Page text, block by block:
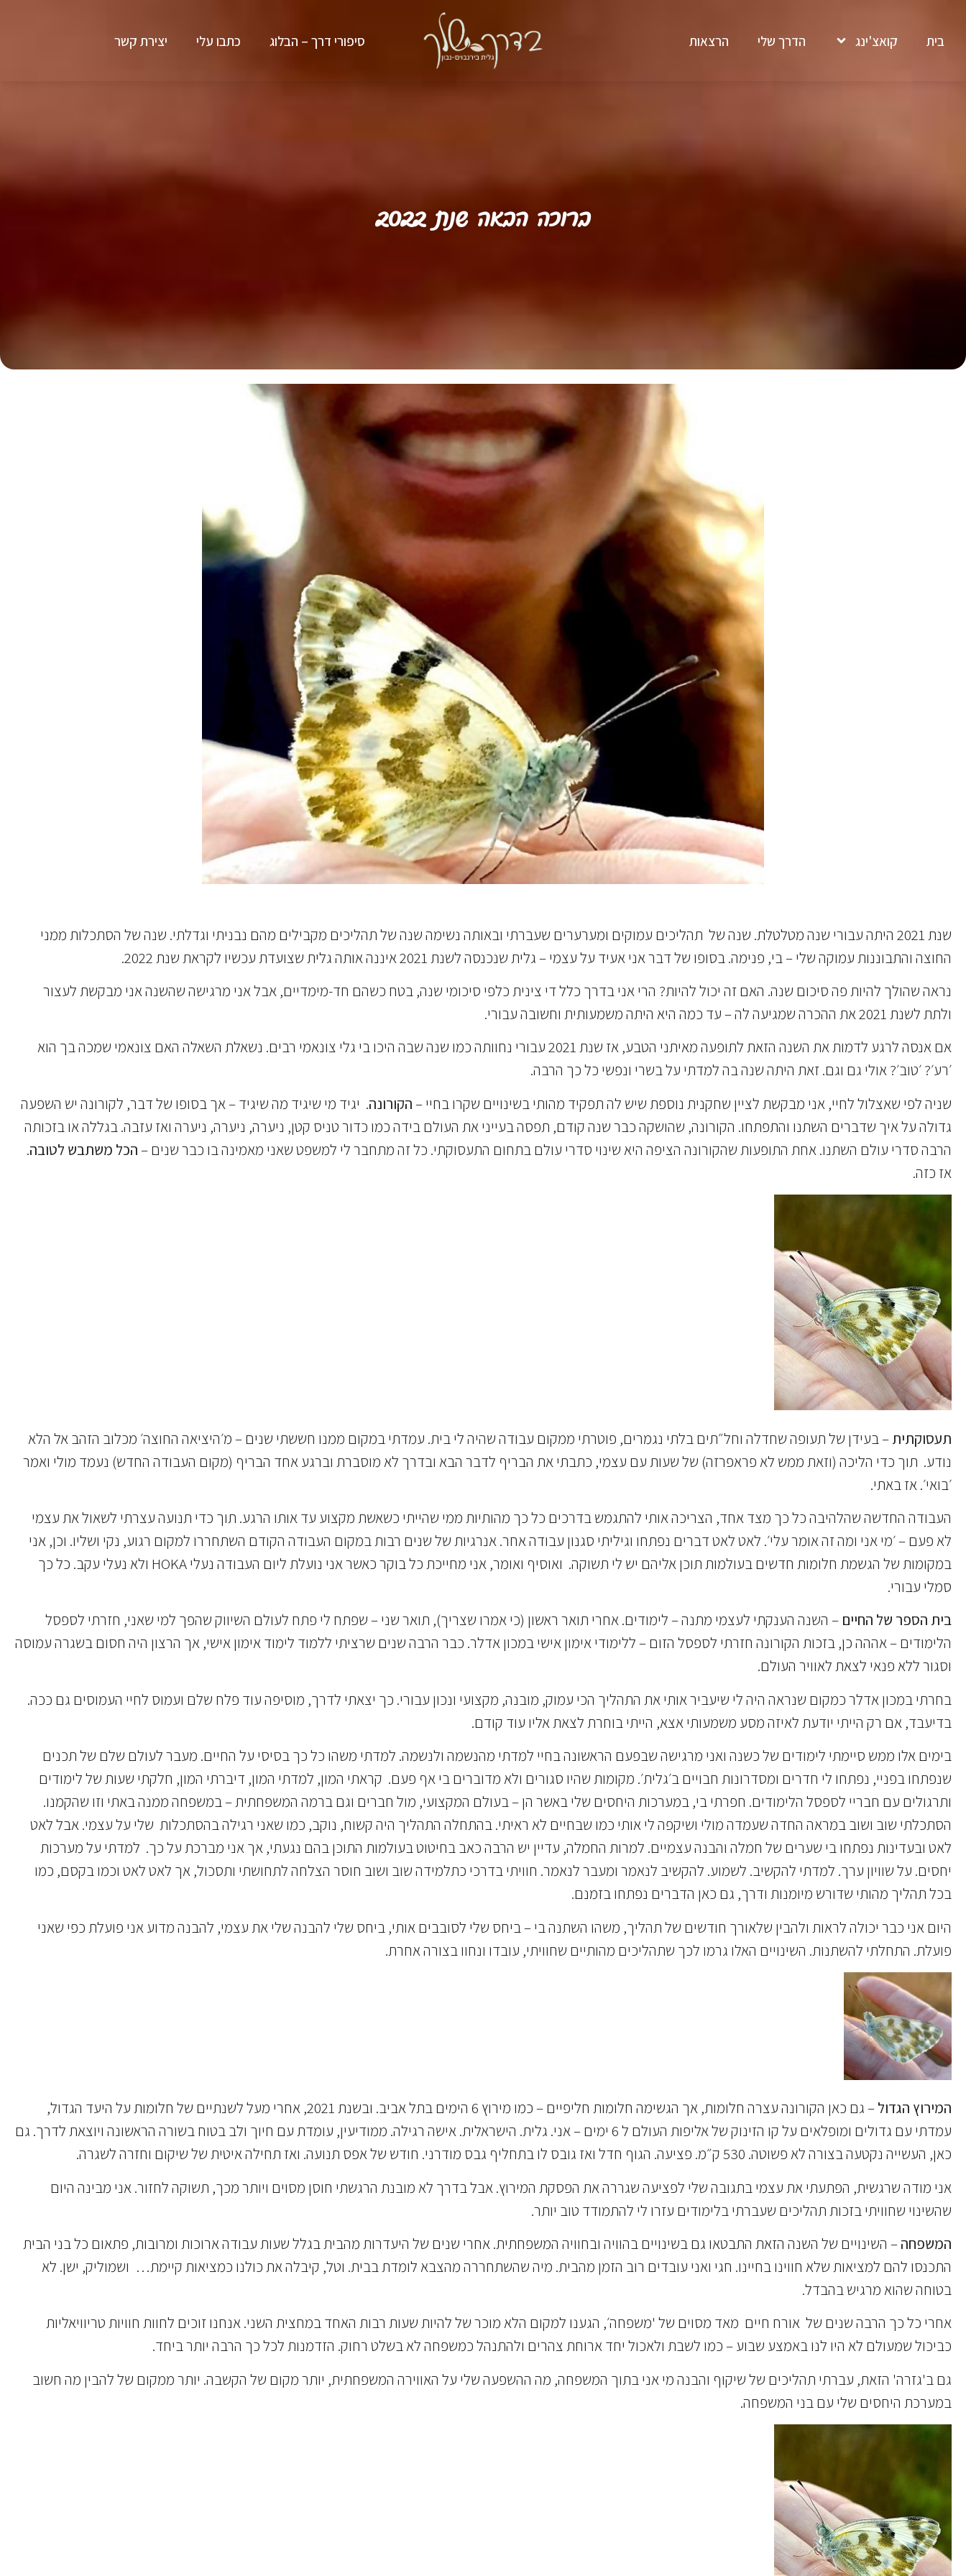
בית קואצ'ינג הדרך שלי הרצאות סיפורי דרך – הבלוג כתבו עלי יצירת קשר
ברוכה הבאה שנת 2022
שנת 2021 היתה עבורי שנה מטלטלת. שנה של תהליכים עמוקים ומערערים שעברתי ובאותה נשימה שנה של תהליכים מקבילים מהם נבניתי וגדלתי. שנה של הסתכלות ממני
החוצה והתבוננות עמוקה שלי – בי, פנימה. בסופו של דבר אני אעיד על עצמי – גלית שנכנסה לשנת 2021 איננה אותה גלית שצועדת עכשיו לקראת שנת 2022.
נראה שהולך להיות פה סיכום שנה. האם זה יכול להיות? הרי אני בדרך כלל די צינית כלפי סיכומי שנה, בטח כשהם חד-מימדיים, אבל אני מרגישה שהשנה אני מבקשת לעצור
ולתת לשנת 2021 את ההכרה שמגיעה לה – עד כמה היא היתה משמעותית וחשובה עבורי.
אם אנסה לרגע לדמות את השנה הזאת לתופעה מאיתני הטבע, אז שנת 2021 עבורי נחוותה כמו שנה שבה היכו בי גלי צונאמי רבים. נשאלת השאלה האם צונאמי שמכה בך הוא
׳רע׳? ׳טוב׳? אולי גם וגם. זאת היתה שנה בה למדתי על בשרי ונפשי כל כך הרבה.
שניה לפי שאצלול לחיי, אני מבקשת לציין שחקנית נוספת שיש לה תפקיד מהותי בשינויים שקרו בחיי –הקורונה. יגיד מי שיגיד מה שיגיד – אך בסופו של דבר, לקורונה יש השפעה
גדולה על איך שדברים השתנו והתפתחו. הקורונה, שהושקה כבר שנה קודם, תפסה בעייני את העולם בידה כמו כדור טניס קטן, ניערה, ניערה, ניערה ואז עזבה. בגללה או בזכותה
הרבה סדרי עולם השתנו. אחת התופעות שהקורונה הציפה היא שינוי סדרי עולם בתחום התעסוקתי. כל זה מתחבר לי למשפט שאני מאמינה בו כבר שנים –הכל משתבש לטובה.
אז כזה.
תעסוקתית– בעידן של תעופה שחדלה וחל״תים בלתי נגמרים, פוטרתי ממקום עבודה שהיה לי בית. עמדתי במקום ממנו חששתי שנים – מ׳היציאה החוצה׳ מכלוב הזהב אל הלא
נודע. תוך כדי הליכה (וזאת ממש לא פראפרזה) של שעות עם עצמי, כתבתי את הבריף לדבר הבא ובדרך לא מוסברת וברגע אחד הבריף (מקום העבודה החדש) נעמד מולי ואמר
׳בואי׳. אז באתי.
העבודה החדשה שהלהיבה כל כך מצד אחד, הצריכה אותי להתגמש בדרכים כל כך מהותיות ממי שהייתי כשאשת מקצוע עד אותו הרגע. תוך כדי תנועה עצרתי לשאול את עצמי
לא פעם – ׳מי אני ומה זה אומר עלי׳. לאט לאט דברים נפתחו וגיליתי סגנון עבודה אחר. אנרגיות של שנים רבות במקום העבודה הקודם השתחררו למקום רגוע, נקי ושליו. וכן, אני
במקומות של הגשמת חלומות חדשים בעולמות תוכן אליהם יש לי תשוקה. ואוסיף ואומר, אני מחייכת כל בוקר כאשר אני נועלת ליום העבודה נעלי HOKA ולא נעלי עקב. כל כך
סמלי עבורי.
בית הספר של החיים – השנה הענקתי לעצמי מתנה – לימודים. אחרי תואר ראשון (כי אמרו שצריך), תואר שני – שפתח לי פתח לעולם השיווק שהפך למי שאני, חזרתי לספסל
הלימודים – אההה כן, בזכות הקורונה חזרתי לספסל הזום – ללימודי אימון אישי במכון אדלר. כבר הרבה שנים שרציתי ללמוד לימוד אימון אישי, אך הרצון היה חסום בשגרה עמוסה
וסגור ללא פנאי לצאת לאוויר העולם.
בחרתי במכון אדלר כמקום שנראה היה לי שיעביר אותי את התהליך הכי עמוק, מובנה, מקצועי ונכון עבורי. כך יצאתי לדרך, מוסיפה עוד פלח שלם ועמוס לחיי העמוסים גם ככה.
בדיעבד, אם רק הייתי יודעת לאיזה מסע משמעותי אצא, הייתי בוחרת לצאת אליו עוד קודם.
בימים אלו ממש סיימתי לימודים של כשנה ואני מרגישה שבפעם הראשונה בחיי למדתי מהנשמה ולנשמה. למדתי משהו כל כך בסיסי על החיים. מעבר לעולם שלם של תכנים
שנפתחו בפניי, נפתחו לי חדרים ומסדרונות חבויים ב׳גלית׳. מקומות שהיו סגורים ולא מדוברים בי אף פעם. קראתי המון, למדתי המון, דיברתי המון, חלקתי שעות של לימודים
ותרגולים עם חבריי לספסל הלימודים. חפרתי בי, במערכות היחסים שלי באשר הן – בעולם המקצועי, מול חברים וגם ברמה המשפחתית – במשפחה ממנה באתי וזו שהקמנו.
הסתכלתי שוב ושוב במראה החדה שעמדה מולי ושיקפה לי אותי כמו שבחיים לא ראיתי. בהתחלה התהליך היה קשוח, נוקב, כמו שאני רגילה בהסתכלות שלי על עצמי. אבל לאט
לאט ובעדינות נפתחו בי שערים של חמלה והבנה עצמיים. למרות החמלה, עדיין יש הרבה כאב בחיטוט בעולמות התוכן בהם נגעתי, אך אני מברכת על כך. למדתי על מערכות
יחסים. על שוויון ערך. למדתי להקשיב. לשמוע. להקשיב לנאמר ומעבר לנאמר. חוויתי בדרכי כתלמידה שוב ושוב חוסר הצלחה לתחושתי ותסכול, אך לאט לאט וכמו בקסם, כמו
בכל תהליך מהותי שדורש מיומנות ודרך, גם כאן הדברים נפתחו בזמנם.
היום אני כבר יכולה לראות ולהבין שלאורך חודשים של תהליך, משהו השתנה בי – ביחס שלי לסובבים אותי, ביחס שלי להבנה שלי את עצמי, להבנה מדוע אני פועלת כפי שאני
פועלת. התחלתי להשתנות. השינויים האלו גרמו לכך שתהליכים מהותיים שחוויתי, עובדו ונחוו בצורה אחרת.
המירוץ הגדול
– גם כאן הקורונה עצרה חלומות, אך הגשימה חלומות חליפיים – כמו מירוץ 6 הימים בתל אביב. ובשנת 2021, אחרי מעל לשנתיים של חלומות על היעד הגדול,
עמדתי עם גדולים ומופלאים על קו הזינוק של אליפות העולם ל 6 ימים – אני. גלית. הישראלית. אישה רגילה. ממודיעין, עומדת עם חיוך ולב בטוח בשורה הראשונה ויוצאת לדרך. גם
כאן, העשייה נקטעה בצורה לא פשוטה. 530 ק״מ. פציעה. הגוף חדל ואז גובס לו בתחליף גבס מודרני. חודש של אפס תנועה. ואז תחילה איטית של שיקום וחזרה לשגרה.
אני מודה שרגשית, הפתעתי את עצמי בתגובה שלי לפציעה שגררה את הפסקת המירוץ. אבל בדרך לא מובנת הרגשתי חוסן מסוים ויותר מכך, תשוקה לחזור. אני מבינה היום
שהשינוי שחוויתי בזכות תהליכים שעברתי בלימודים עזרו לי להתמודד טוב יותר.
המשפחה– השינויים של השנה הזאת התבטאו גם בשינויים בהוויה ובחוויה המשפחתית. אחרי שנים של היעדרות מהבית בגלל שעות עבודה ארוכות ומרובות, פתאום כל בני הבית
התכנסו להם למציאות שלא חווינו בחיינו. חגי ואני עובדים רוב הזמן מהבית. מיה שהשתחררה מהצבא לומדת בבית. וטל, קיבלה את כולנו כמציאות קיימת… ושמוליק, ישן. לא
בטוחה שהוא מרגיש בהבדל.
אחרי כל כך הרבה שנים של אורח חיים מאד מסוים של 'משפחה׳, הגענו למקום הלא מוכר של להיות שעות רבות האחד במחצית השני. אנחנו זוכים לחוות חוויות טריוויאליות
כביכול שמעולם לא היו לנו באמצע שבוע – כמו לשבת ולאכול יחד ארוחת צהרים ולהתנהל כמשפחה לא בשלט רחוק. הזדמנות לכל כך הרבה יותר ביחד.
גם ב'גזרה' הזאת, עברתי תהליכים של שיקוף והבנה מי אני בתוך המשפחה, מה ההשפעה שלי על האווירה המשפחתית, יותר מקום של הקשבה. יותר ממקום של להבין מה חשוב
במערכת היחסים שלי עם בני המשפחה.